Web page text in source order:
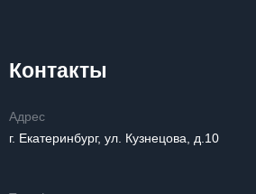
Контакты
Адрес
г. Екатеринбург, ул. Кузнецова, д.10